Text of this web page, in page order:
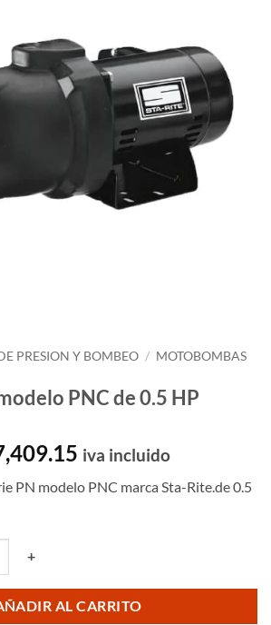
PRESION Y BOMBEO / MOTOBOMBAS
PNC de 0.5 HP
El
actual
iva incluido
PN modelo PNC marca Sta-Rite.de 0.5
+
AL CARRITO